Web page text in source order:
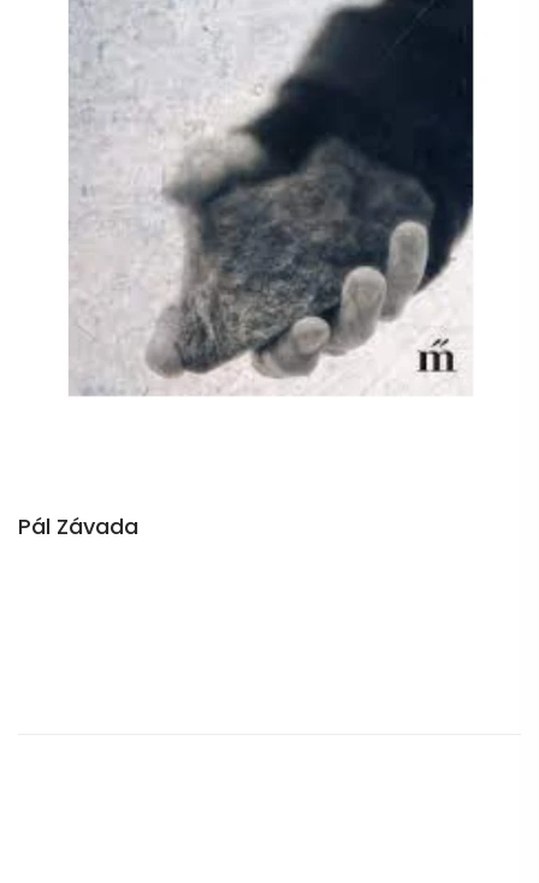
Pál Závada